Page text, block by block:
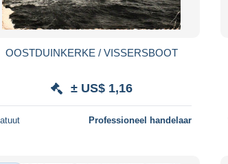
OOSTDUINKERKE / VISSERSBOOT
± US$ 1,16
Professioneel handelaar